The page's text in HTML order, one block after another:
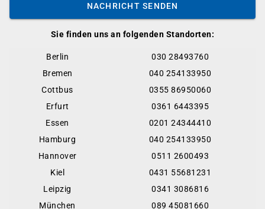
Sie finden uns an folgenden Standorten:
Berlin
030 28493760
Bremen
040 254133950
Cottbus
0355 86950060
Erfurt
0361 6443395
Essen
0201 24344410
Hamburg
040 254133950
Hannover
0511 2600493
Kiel
0431 55681231
Leipzig
0341 3086816
München
089 45081660
NACHRICHT SENDEN